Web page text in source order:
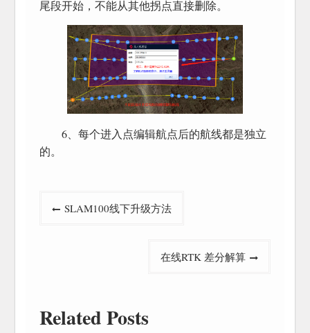
尾段开始，不能从其他拐点直接删除。
6、每个进入点编辑航点后的航线都是独立
的。
SLAM100线下升级方法
在线RTK 差分解算
Related Posts